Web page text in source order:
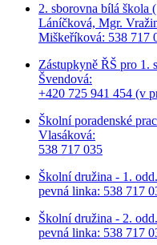
2. sborovna bílá škola
Láníčková, Mgr.
Miškeříková: 538 717
Zástupkyně ŘŠ pro 1.
Švendová:
+420 725 941 454 (v
Školní poradenské
Vlasáková:
538 717 035
Školní družina - 1.
pevná linka: 538 717
Školní družina - 2.
pevná linka: 538 717